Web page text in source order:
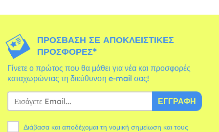
ΠΡΌΣΒΑΣΗ ΣΕ ΑΠΟΚΛΕΙΣΤΙΚΈΣ
ΠΡΟΣΦΟΡΈΣ*
Γίνετε ο πρώτος που θα μάθει για νέα και προσφορές
καταχωρώντας τη διεύθυνση e-mail σας!
ΕΓΓΡΑΦΉ
Διάβασα και αποδέχομαι τη νομική σημείωση και τους